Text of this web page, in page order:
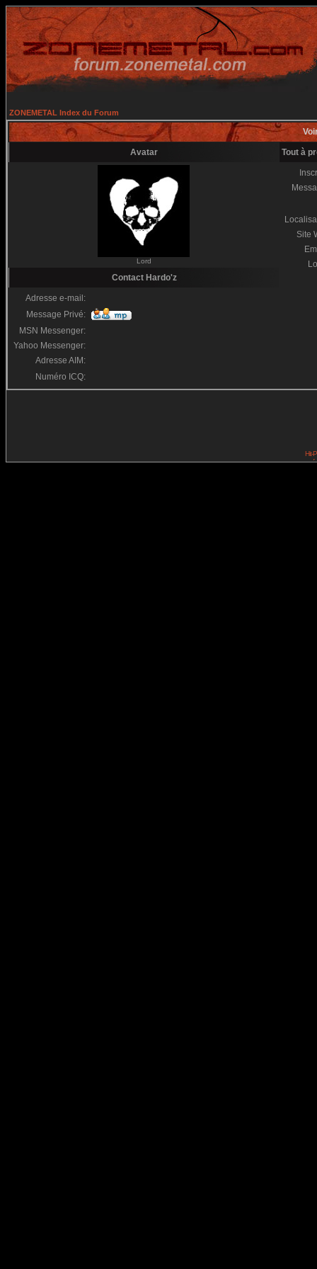
ZONEMETAL Index du Forum
Avatar Tout à
Lord
Site
Contact Hardo'z
Adresse e-mail:
Message Privé:
MSN Messenger:
Yahoo Messenger:
Adresse AIM:
Numéro ICQ: